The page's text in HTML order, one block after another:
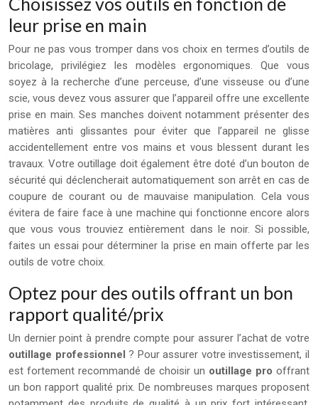
leur prise en main
Pour ne pas vous tromper dans vos choix en termes d’outils de
bricolage, privilégiez les modèles ergonomiques. Que vous
soyez à la recherche d’une perceuse, d’une visseuse ou d’une
scie, vous devez vous assurer que l’appareil offre une excellente
prise en main. Ses manches doivent notamment présenter des
matières anti glissantes pour éviter que l’appareil ne glisse
accidentellement entre vos mains et vous blessent durant les
travaux. Votre outillage doit également être doté d’un bouton de
sécurité qui déclencherait automatiquement son arrêt en cas de
coupure de courant ou de mauvaise manipulation. Cela vous
évitera de faire face à une machine qui fonctionne encore alors
que vous vous trouviez entièrement dans le noir. Si possible,
faites un essai pour déterminer la prise en main offerte par les
outils de votre choix.
Optez pour des outils offrant un bon
rapport qualité/prix
Un dernier point à prendre compte pour assurer l’achat de votre
outillage professionnel ? Pour assurer votre investissement, il
est fortement recommandé de choisir un outillage pro offrant
un bon rapport qualité prix. De nombreuses marques proposent